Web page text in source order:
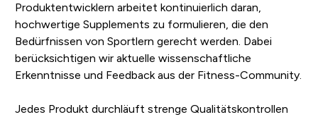
Produktentwicklern arbeitet kontinuierlich daran,
hochwertige Supplements zu formulieren, die den
Bedürfnissen von Sportlern gerecht werden. Dabei
berücksichtigen wir aktuelle wissenschaftliche
Erkenntnisse und Feedback aus der Fitness-Community.
Jedes Produkt durchläuft strenge Qualitätskontrollen